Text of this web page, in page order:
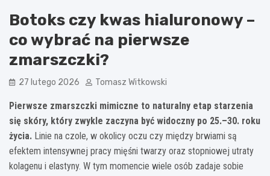
Botoks czy kwas hialuronowy –
co wybrać na pierwsze
zmarszczki?
27 lutego 2026 Tomasz Witkowski
Pierwsze zmarszczki mimiczne to naturalny etap starzenia
się skóry, który zwykle zaczyna być widoczny po 25.–30. roku
życia. Linie na czole, w okolicy oczu czy między brwiami są
efektem intensywnej pracy mięśni twarzy oraz stopniowej utraty
kolagenu i elastyny. W tym momencie wiele osób zadaje sobie